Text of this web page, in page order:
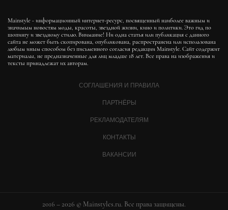
Mainstyle - информационный интернет-ресурс, посвященный наиболее важным и
значимым новостям моды, красоты, звездной жизни, кино и политики. Это гид по
шопингу и звездному стилю. Внимание! Ни одна статья или публикация с данного
сайта не может быть скопирована, опубликована, распространена или использована
любым иным способом без письменного согласия редакции Mainstyle. Сайт содержит
материалы, не предназначенные для лиц младше 18 лет. Все права на изображения и
тексты принадлежат их авторам.
СОГЛАШЕНИЯ И ПРАВИЛА
ПАРТНЁРЫ
РЕКЛАМОДАТЕЛЯМ
КОНТАКТЫ
ВАКАНСИИ
2016 – 2026 © Mainstyles.ru. Все права защищены.